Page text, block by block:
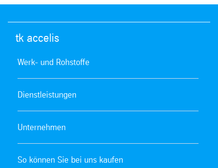
tk accelis
Werk- und Rohstoffe
Dienstleistungen
Unternehmen
So können Sie bei uns kaufen